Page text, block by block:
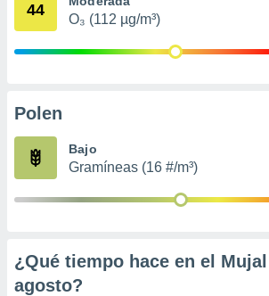
publicidad
de
1199
44
O₃ (112 µg/m³)
Polen
Bajo
Gramíneas (16 #/m³)
¿Qué tiempo hace en el
agosto?